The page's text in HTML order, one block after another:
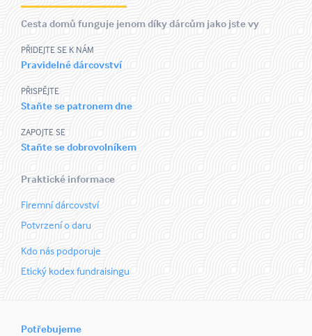
Cesta domů funguje jenom díky dárcům jako jste vy
PŘIDEJTE SE K NÁM
Pravidelné dárcovství
PŘISPĚJTE
Staňte se patronem dne
ZAPOJTE SE
Staňte se dobrovolníkem
Praktické informace
Firemní dárcovství
Potvrzení o daru
Kdo nás podporuje
Etický kodex fundraisingu
Potřebujeme